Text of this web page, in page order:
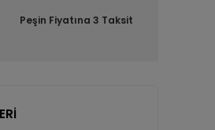
Peşin Fiyatına 3 Taksit